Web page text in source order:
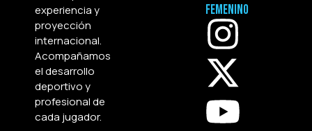
experiencia y
proyección
internacional.
Acompañamos
el desarrollo
deportivo y
profesional de
cada jugador.
Femenino